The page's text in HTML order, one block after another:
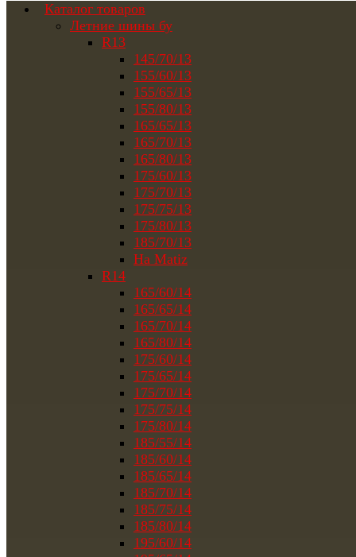
Каталог товаров
Летние шины бу
R13
145/70/13
155/60/13
155/65/13
155/80/13
165/65/13
165/70/13
165/80/13
175/60/13
175/70/13
175/75/13
175/80/13
185/70/13
На Matiz
R14
165/60/14
165/65/14
165/70/14
165/80/14
175/60/14
175/65/14
175/70/14
175/75/14
175/80/14
185/55/14
185/60/14
185/65/14
185/70/14
185/75/14
185/80/14
195/60/14